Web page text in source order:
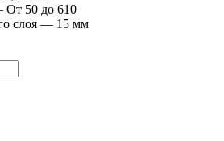
От 50 до 610
слоя — 15 мм